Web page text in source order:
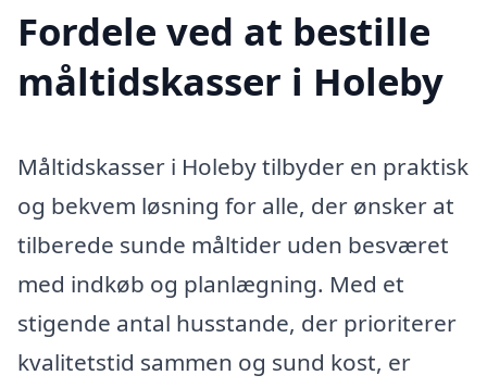
Fordele ved at bestille
måltidskasser i Holeby
Måltidskasser i Holeby tilbyder en praktisk
og bekvem løsning for alle, der ønsker at
tilberede sunde måltider uden besværet
med indkøb og planlægning. Med et
stigende antal husstande, der prioriterer
kvalitetstid sammen og sund kost, er